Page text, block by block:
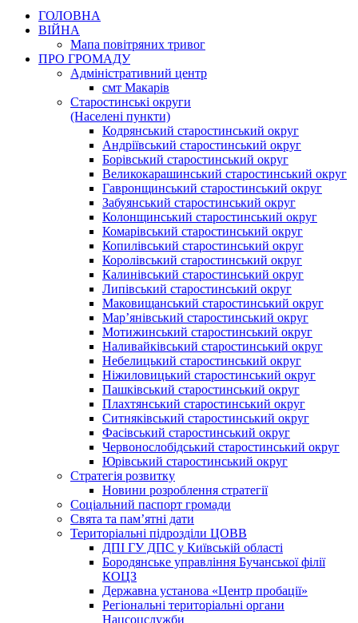
ГОЛОВНА
ВІЙНА
Мапа повітряних тривог
ПРО ГРОМАДУ
Aдміністративний центр
смт Макарів
Старостинські округи
(Населені пункти)
Кодрянський старостинський округ
Андріївський старостинський округ
Борівський старостинський округ
Великокарашинський старостинський округ
Гавронщинський старостинський округ
Забуянський старостинський округ
Колонщинський старостинський округ
Комарівський старостинський округ
Копилівський старостинський округ
Королівський старостинський округ
Калинівський старостинський округ
Липівський старостинський округ
Маковищанський старостинський округ
Мар’янівський старостинський округ
Мотижинський старостинський округ
Наливайківський старостинський округ
Небелицький старостинський округ
Ніжиловицький старостинський округ
Пашківський старостинський округ
Плахтянський старостинський округ
Ситняківський старостинський округ
Фасівський старостинський округ
Червонослобідський старостинський округ
Юрівський старостинський округ
Стратегія розвитку
Новини розроблення стратегії
Соціальний паспорт громади
Свята та пам’ятні дати
Територіальні підрозділи ЦОВВ
ДПІ ГУ ДПС у Київській області
Бородянське управління Бучанської філії
КОЦЗ
Державна установа «Центр пробації»
Регіональні територіальні органи
Нацсоцслужби